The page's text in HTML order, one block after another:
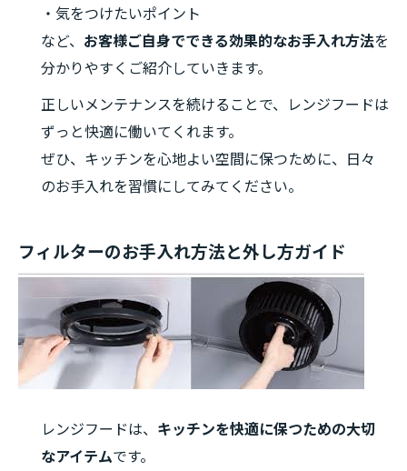
・気をつけたいポイント
など、 お客様ご自身でできる効果的なお手入れ方法を
分かりやすくご紹介していきます。
正しいメンテナンスを続けることで、レンジフードは
ずっと快適に働いてくれます。
ぜひ、キッチンを心地よい空間に保つために、日々
のお手入れを習慣にしてみてください。
フィルターのお手入れ方法と外し方ガイド
レンジフードは、 キッチンを快適に保つための大切
なアイテムです。